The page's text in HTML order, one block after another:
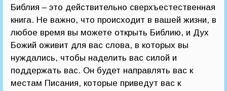
Библия – это действительно сверхъестественная
книга. Не важно, что происходит в вашей жизни, в
любое время вы можете открыть Библию, и Дух
Божий оживит для вас слова, в которых вы
нуждались, чтобы наделить вас силой и
поддержать вас. Он будет направлять вас к
местам Писания, которые приведут вас к